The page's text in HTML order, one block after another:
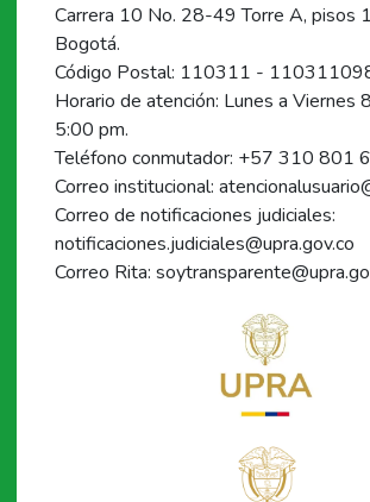
Carrera 10 No. 28-49 Torre A, pisos
Bogotá.
Código Postal: 110311 -
Horario de atención: Lunes a Viernes
5:00 pm.
Teléfono conmutador: +57 310 801
Correo institucional:
Correo de notificaciones judiciales:
notificaciones.judiciales@upra.gov.co
Correo Rita: